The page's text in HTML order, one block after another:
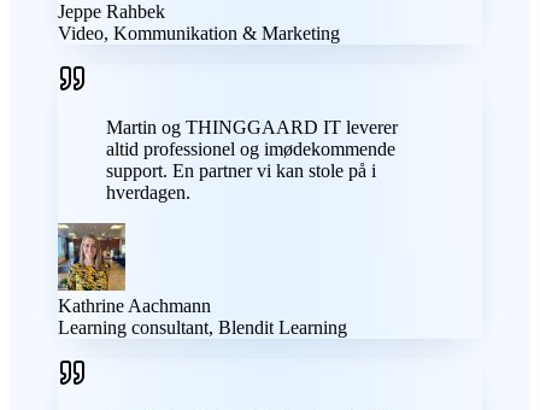
Jeppe Rahbek
Video, Kommunikation & Marketing
Martin og THINGGAARD IT leverer
altid professionel og imødekommende
support. En partner vi kan stole på i
hverdagen.
Kathrine Aachmann
Learning consultant, Blendit Learning